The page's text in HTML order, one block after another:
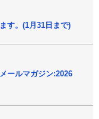
す。(1月31日まで)
ールマガジン:2026